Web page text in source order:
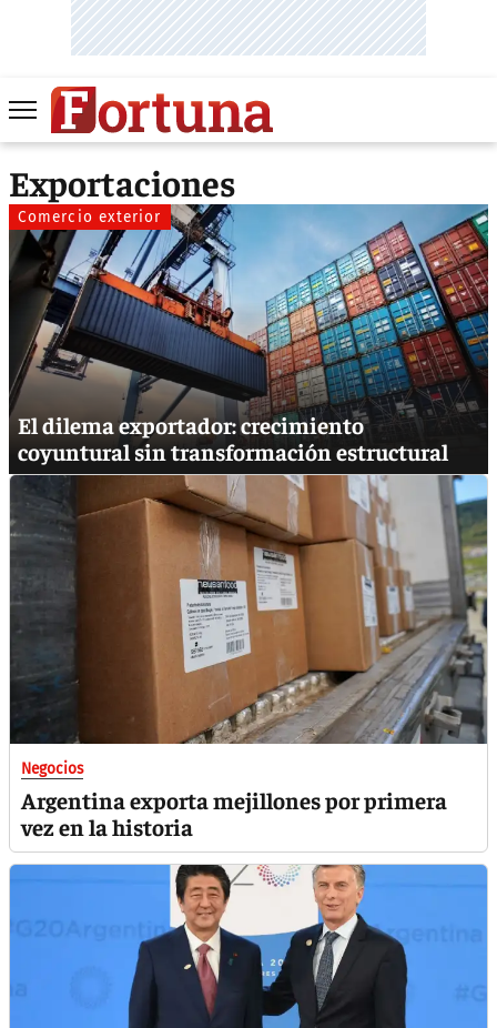
Exportaciones
Comercio exterior
El dilema exportador: crecimiento
coyuntural sin transformación estructural
Negocios
Argentina exporta mejillones por primera
vez en la historia